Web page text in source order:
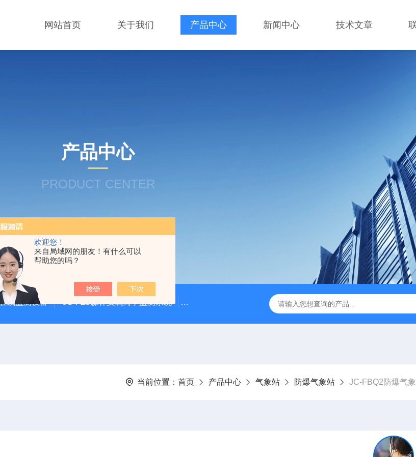
欢迎您！
来自局域网的朋友！有什么可以
帮助您的吗？
网站首页 关于我们 产品中心 新闻中心 技术文章
产品中心
PRODUCT CENTER
线监测设备 JC-FZ5森林负氧离子监测系统 JC-FZ5大气负氧离子监测站 JC-ZS07多参数污水在线检测仪
当前位置： 首页 产品中心 气象站 防爆气象站 JC-FBQ2防爆气